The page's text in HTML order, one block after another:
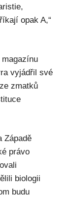
opak A,“
vyjádřil své
zmatků
Západě
právo
biologii
budu